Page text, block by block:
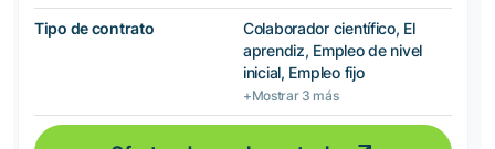
Tipo de contrato
Colaborador científico, El
aprendiz, Empleo de nivel
inicial, Empleo fijo
+Mostrar 3 más